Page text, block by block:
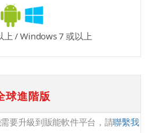
上 / Windows 7 或以上
球進階版
要升級到販能軟件平台，請聯繫我